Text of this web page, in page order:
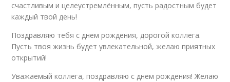
счастливым и целеустремлённым, пусть радостным будет
каждый твой день!
Поздравляю тебя с днем рождения, дорогой коллега.
Пусть твоя жизнь будет увлекательной, желаю приятных
открытий!
Уважаемый коллега, поздравляю с днем рождения! Желаю